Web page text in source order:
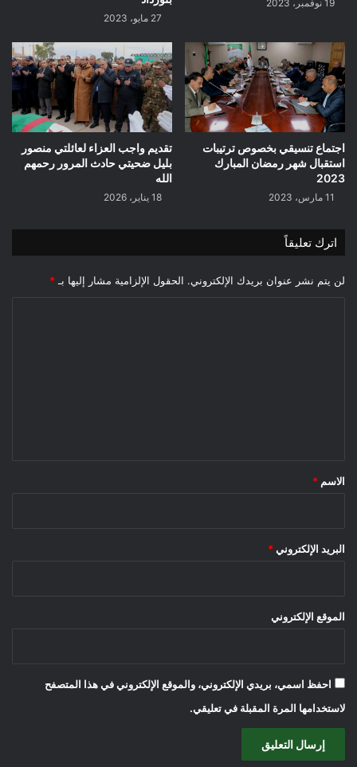
19 نوفمبر، 2023
27 مايو، 2023
اجتماع تنسيقي بخصوص ترتيبات
استقبال شهر رمضان المبارك
2023
11 مارس، 2023
تقديم واجب العزاء لعائلتي منصور
بليل ضحيتي حادث المرور رحمهم
الله
18 يناير، 2026
اترك تعليقاً
لن يتم نشر عنوان بريدك الإلكتروني. الحقول الإلزامية مشار إليها بـ *
*
الاسم *
البريد الإلكتروني *
الموقع الإلكتروني
احفظ اسمي، بريدي الإلكتروني، والموقع الإلكتروني في هذا المتصفح
لاستخدامها المرة المقبلة في تعليقي.